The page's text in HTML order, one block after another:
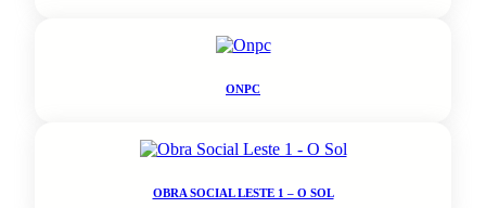
ONPC
OBRA SOCIAL LESTE 1 – O SOL